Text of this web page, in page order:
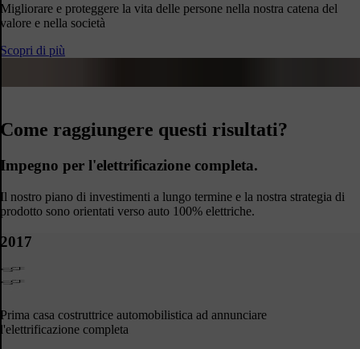
Migliorare e proteggere la vita delle persone nella nostra catena del
valore e nella società
Scopri di più
Come raggiungere questi risultati?
Impegno per l'elettrificazione completa.
Il nostro piano di investimenti a lungo termine e la nostra strategia di
prodotto sono orientati verso auto 100% elettriche.
2017
Prima casa costruttrice automobilistica ad annunciare
l'elettrificazione completa